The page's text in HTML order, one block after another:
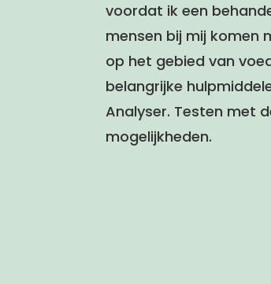
voordat ik een
mensen bij mij komen
op het gebied van
belangrijke
Analyser. Testen met
mogelijkheden.